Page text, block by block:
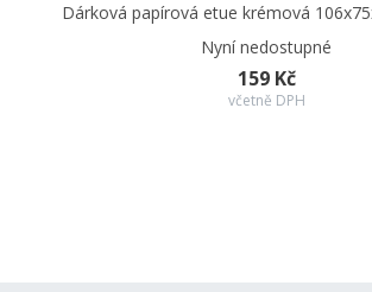
Dárková papírová etue krémová
Nyní nedostupné
159 Kč
včetně DPH